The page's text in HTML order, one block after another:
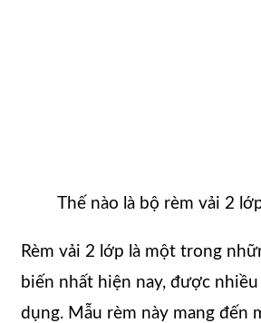
Thế nào là bộ rèm vải 2
Rèm vải 2 lớp là một trong
biến nhất hiện nay, được
dụng. Mẫu rèm này mang đến